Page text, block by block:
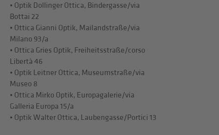
• Optik Dollinger Ottica, Bindergasse/via
Bottai 22
• Ottica Gianni Optik, Mailandstraße/via
Milano 93/a
• Ottica Gries Optik, Freiheitsstraße/corso
Libertà 46
• Optik Leitner Ottica, Museumstraße/via
Museo 8
• Ottica Mirko Optik, Europagalerie/via
Galleria Europa 15/a
• Optik Walter Ottica, Laubengasse/Portici 13